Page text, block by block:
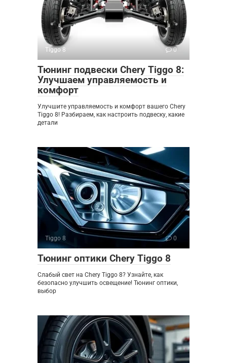
Tiggo 8 0
Тюнинг подвески Chery Tiggo 8:
Улучшаем управляемость и
комфорт
Улучшите управляемость и комфорт вашего Chery
Tiggo 8! Разбираем, как настроить подвеску, какие
детали
Tiggo 8 0
Тюнинг оптики Chery Tiggo 8
Слабый свет на Chery Tiggo 8? Узнайте, как
безопасно улучшить освещение! Тюнинг оптики,
выбор